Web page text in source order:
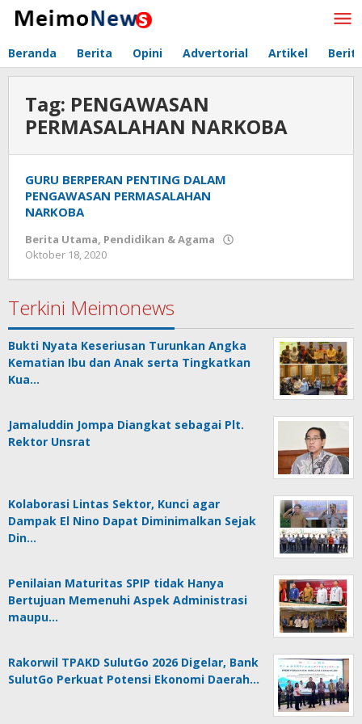
Lewati
Beranda Berita Opini Advertorial Artikel
Tag: PENGAWASAN
PERMASALAHAN NARKOBA
GURU BERPERAN PENTING DALAM
PENGAWASAN PERMASALAHAN
NARKOBA
Berita Utama, Pendidikan & Agama
Oktober 18, 2020
Terkini Meimonews
Bukti Nyata Keseriusan Turunkan Angka
Kematian Ibu dan Anak serta Tingkatkan
Kua…
Jamaluddin Jompa Diangkat sebagai Plt.
Rektor Unsrat
Kolaborasi Lintas Sektor, Kunci agar
Dampak El Nino Dapat Diminimalkan Sejak
Din…
Penilaian Maturitas SPIP tidak Hanya
Bertujuan Memenuhi Aspek Administrasi
maupu…
Rakorwil TPAKD SulutGo 2026 Digelar, Bank
SulutGo Perkuat Potensi Ekonomi Daerah…